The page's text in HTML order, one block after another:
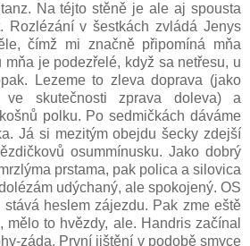
Na téjto stěně je ale aj spousta
Rozlézání v šestkách zvládá Jenys
čímž mi značně připomíná mňa
mňa je podezřelé, když sa netřesu, u
Lezeme to zleva doprava (jako
skutečnosti zprava doleva) a
polku. Po sedmičkách dáváme
Já si mezitým obejdu šecky zdejší
osummínusku. Jako dobrý
prstama, pak polica a silovica
udýchaný, ale spokojený. OS
heslem zájezdu. Pak zme eště
mělo to hvězdy, ale. Handris začínal
záda. První jištění v podobě smyce